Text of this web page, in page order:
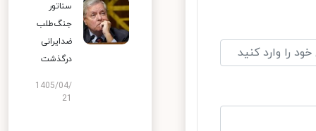
سناتور
جنگ‌طلب
ضدایرانی
درگذشت
1405/04/